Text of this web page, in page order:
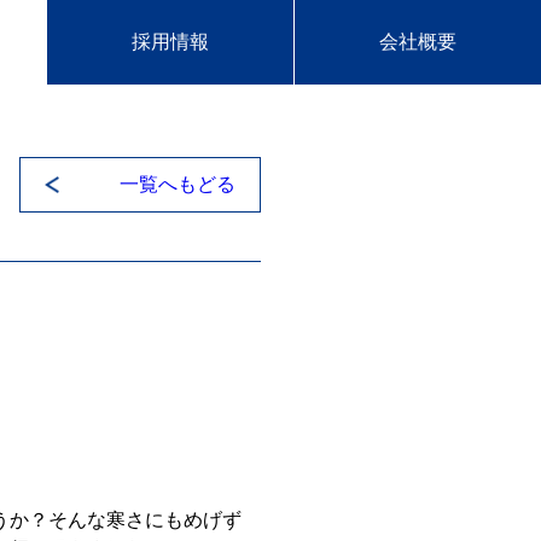
採用情報 会社概要
一覧へもどる
か？そんな寒さにもめげず